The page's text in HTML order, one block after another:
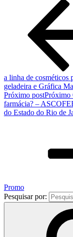
a linha de cosméticos
geladeira e Gráfica
Próximo postPróximo
farmácia? –
do Estado do Rio de
Promo
Pesquisar por: